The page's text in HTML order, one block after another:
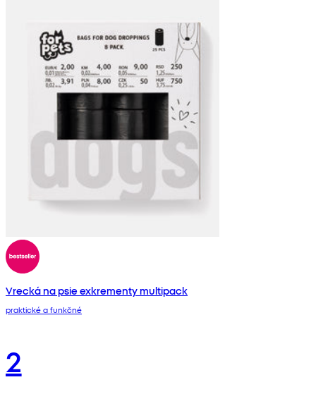
Vrecká na psie exkrementy multipack
praktické a funkčné
2